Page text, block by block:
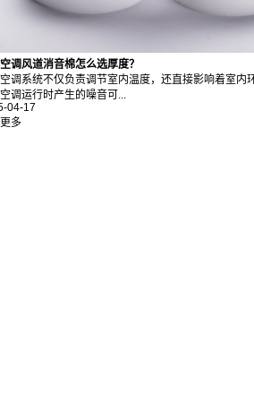
调风道消音棉怎么选厚度？
调系统不仅负责调节室内温度，还直接影响着室内
调运行时产生的噪音可...
04-17
多